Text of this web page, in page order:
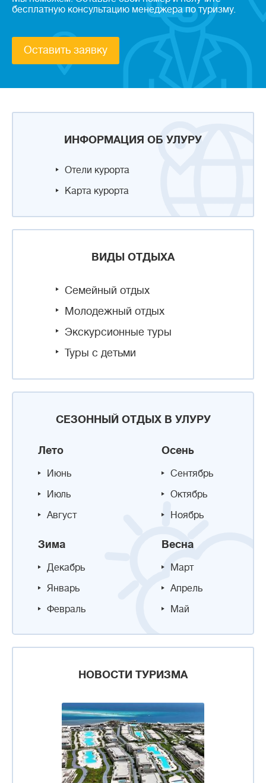
ИНФОРМАЦИЯ ОБ УЛУРУ
Отели курорта
Карта курорта
ВИДЫ ОТДЫХА
Семейный отдых
Молодежный отдых
Экскурсионные туры
Туры с детьми
СЕЗОННЫЙ ОТДЫХ В УЛУРУ
Лето
Июнь
Июль
Август
Осень
Сентябрь
Октябрь
Ноябрь
Зима
Декабрь
Январь
Февраль
Весна
Март
Апрель
Май
НОВОСТИ ТУРИЗМА
бесплатную консультацию менеджера по туризму.
Оставить заявку